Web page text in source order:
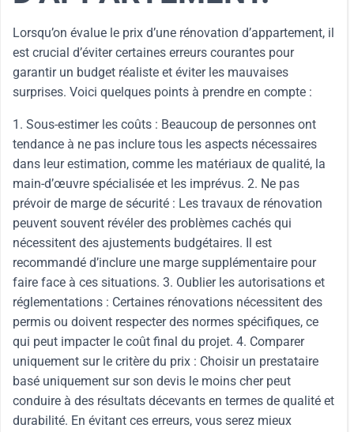
Lorsqu’on évalue le prix d’une rénovation d’appartement, il
est crucial d’éviter certaines erreurs courantes pour
garantir un budget réaliste et éviter les mauvaises
surprises. Voici quelques points à prendre en compte :
1. Sous-estimer les coûts : Beaucoup de personnes ont
tendance à ne pas inclure tous les aspects nécessaires
dans leur estimation, comme les matériaux de qualité, la
main-d’œuvre spécialisée et les imprévus. 2. Ne pas
prévoir de marge de sécurité : Les travaux de rénovation
peuvent souvent révéler des problèmes cachés qui
nécessitent des ajustements budgétaires. Il est
recommandé d’inclure une marge supplémentaire pour
faire face à ces situations. 3. Oublier les autorisations et
réglementations : Certaines rénovations nécessitent des
permis ou doivent respecter des normes spécifiques, ce
qui peut impacter le coût final du projet. 4. Comparer
uniquement sur le critère du prix : Choisir un prestataire
basé uniquement sur son devis le moins cher peut
conduire à des résultats décevants en termes de qualité et
durabilité. En évitant ces erreurs, vous serez mieux